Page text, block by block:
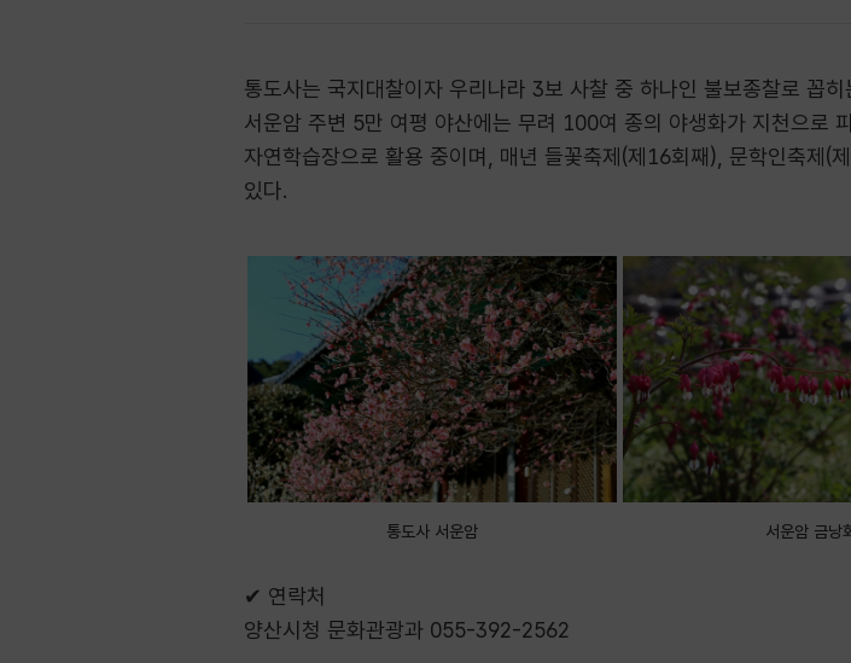
통도사는 국지대찰이자 우리나라 3보 사찰 중 하나인 불보종찰로 꼽
서운암 주변 5만 여평 야산에는 무려 100여 종의 야생화가 지천으로
자연학습장으로 활용 중이며, 매년 들꽃축제(제16회째), 문학인축제(
있다.
통도사 서운암 서운암 금낭
✔ 연락처
양산시청 문화관광과 055-392-2562